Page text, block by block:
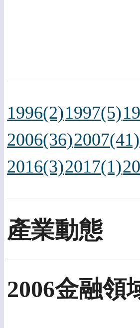
1996(2)1997(5)
2006(36)2007(41)
2016(3)2017(1)
產業動態
2006金融領